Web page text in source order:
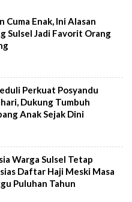
Cuma Enak, Ini Alasan
Sulsel Jadi Favorit Orang
Perkuat Posyandu
Dukung Tumbuh
Anak Sejak Dini
Warga Sulsel Tetap
Daftar Haji Meski Masa
Puluhan Tahun